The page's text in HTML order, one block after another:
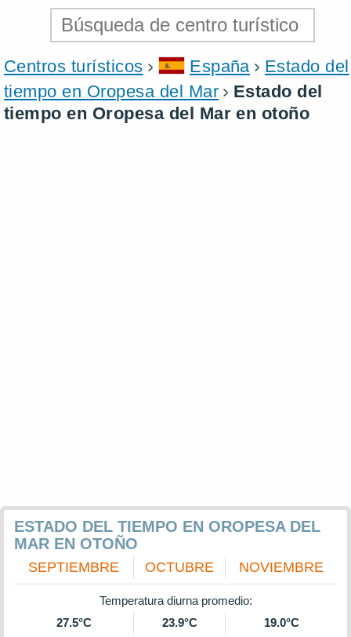
Centros turísticos España
Estado del
tiempo en Oropesa del Mar
Estado del
tiempo en Oropesa del Mar en otoño
ESTADO DEL TIEMPO EN OROPESA DEL
MAR EN OTOÑO
SEPTIEMBRE OCTUBRE NOVIEMBRE
Temperatura diurna promedio:
27.5°C
23.9°C
19.0°C